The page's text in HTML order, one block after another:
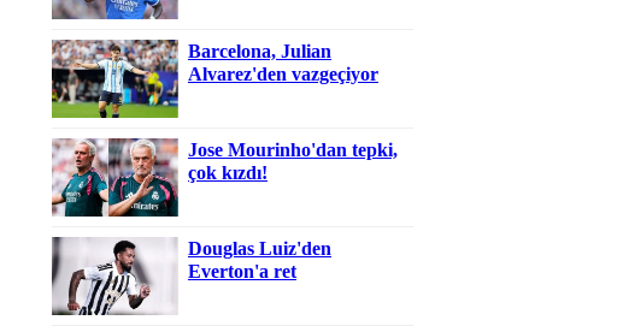
Barcelona, Julian
Alvarez'den vazgeçiyor
Jose Mourinho'dan tepki,
çok kızdı!
Douglas Luiz'den
Everton'a ret